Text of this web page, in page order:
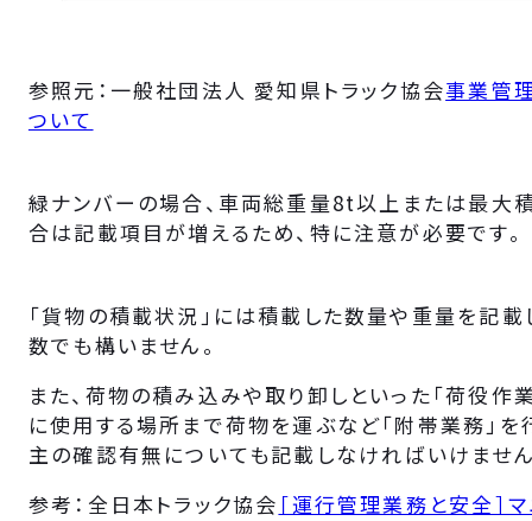
参照元：一般社団法人 愛知県トラック協会事業管
ついて
緑ナンバーの場合、車両総重量8t以上または最大
合は記載項目が増えるため、特に注意が必要です。
「貨物の積載状況」には積載した数量や重量を記載
数でも構いません。
また、荷物の積み込みや取り卸しといった「荷役作
に使用する場所まで荷物を運ぶなど「附帯業務」
主の確認有無についても記載しなければいけませ
参考：全日本トラック協会 ［運行管理業務と安全］